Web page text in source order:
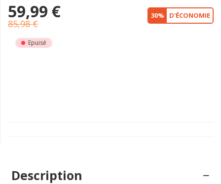
59,99 €
85,98 €
30% D'ÉCONOMIE
Epuisé
Description